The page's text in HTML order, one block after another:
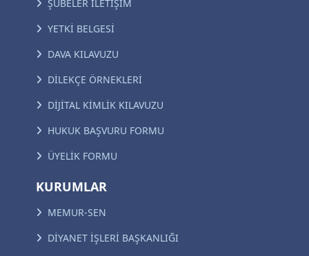
ŞUBELER İLETİŞİM
YETKİ BELGESİ
DAVA KILAVUZU
DİLEKÇE ÖRNEKLERİ
DİJİTAL KİMLİK KILAVUZU
HUKUK BAŞVURU FORMU
ÜYELİK FORMU
KURUMLAR
MEMUR-SEN
DİYANET İŞLERİ BAŞKANLIĞI